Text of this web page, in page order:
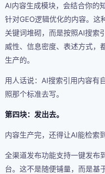
AI内容生成模块，会结合你的
针对GEO逻辑优化的内容。这
关键词堆砌，而是按照AI搜
威性、信息密度、表述方式，
生产的。
用人话说：AI搜索引用内容有
照那个标准去写。
第四块：发出去。
内容生产完，还得让AI能检索到
全渠道发布功能支持一键发布
台。这不是随便铺量，而是基